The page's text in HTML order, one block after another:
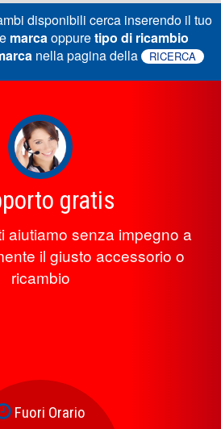
disponibili cerca inserendo il tuo
e marcaoppuretipo di ricambio
nella pagina della RICERCA
gratis
aiutiamo senza impegno a
il giusto accessorio o
ricambio
Fuori Orario